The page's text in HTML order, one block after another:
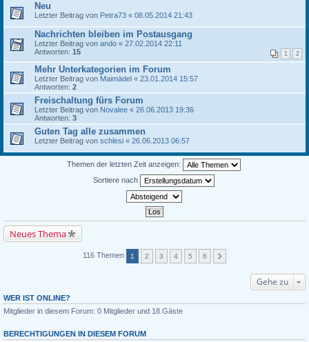
Neu
Letzter Beitrag von Petra73 « 08.05.2014 21:43
Nachrichten bleiben im Postausgang
Letzter Beitrag von ando « 27.02.2014 22:11
Antworten: 15 1 2
Mehr Unterkategorien im Forum
Letzter Beitrag von Maimädel « 23.01.2014 15:57
Antworten: 2
Freischaltung fürs Forum
Letzter Beitrag von Novalee « 26.06.2013 19:36
Antworten: 3
Guten Tag alle zusammen
Letzter Beitrag von schlesi « 26.06.2013 06:57
Themen der letzten Zeit anzeigen:
Sortiere nach
Neues Thema
116 Themen 1 2 3 4 5 6
Gehe zu
WER IST ONLINE?
Mitglieder in diesem Forum: 0 Mitglieder und 18 Gäste
BERECHTIGUNGEN IN DIESEM FORUM